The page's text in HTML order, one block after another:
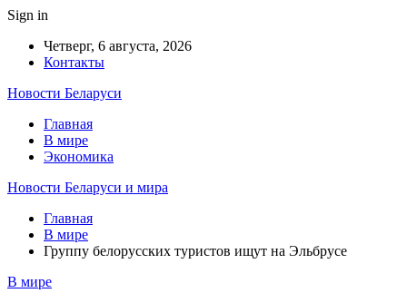
Sign in
Четверг, 6 августа, 2026
Контакты
Новости Беларуси
Главная
В мире
Экономика
Новости Беларуси и мира
Главная
В мире
Группу белорусских туристов ищут на Эльбрусе
В мире